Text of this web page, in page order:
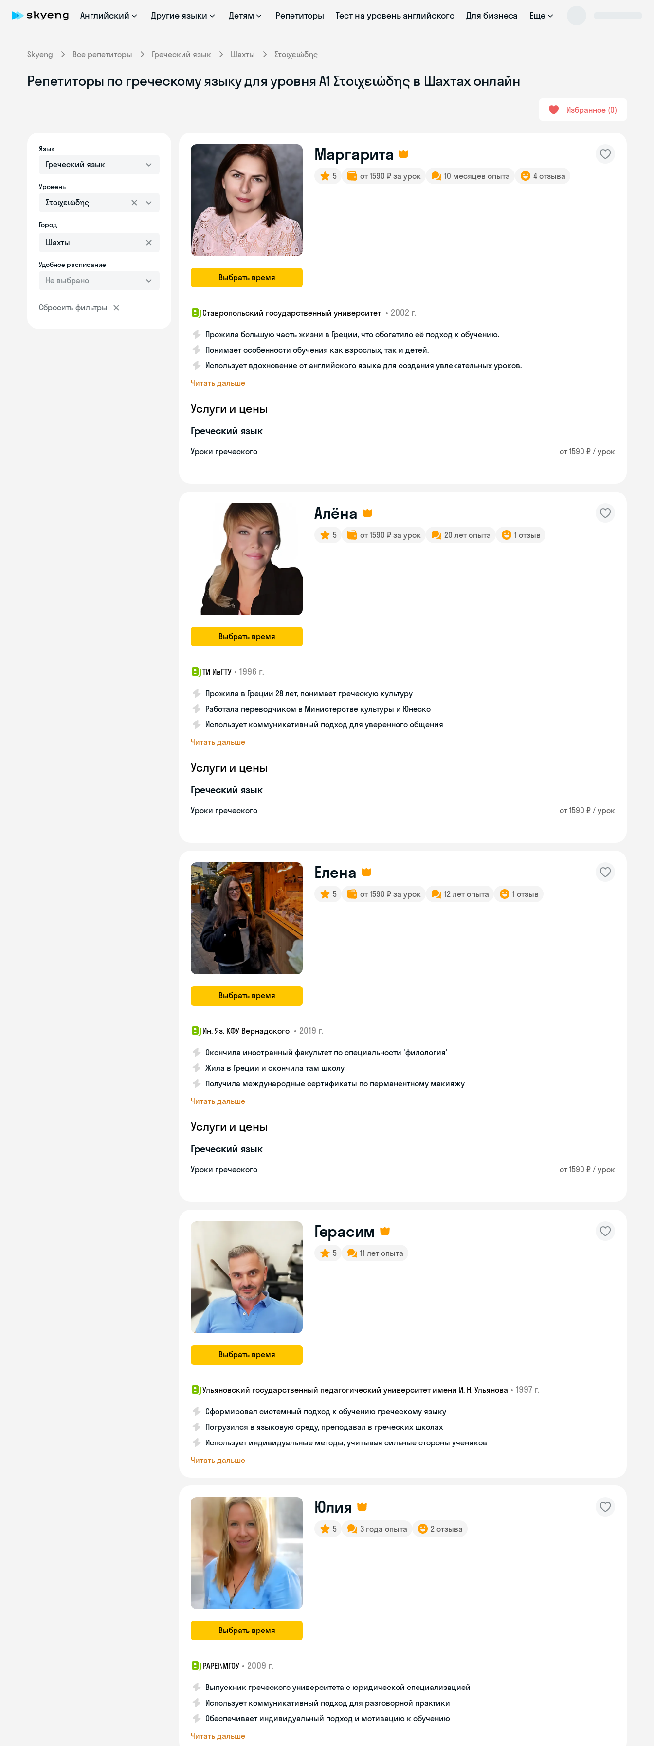
Английский Другие языки Детям Репетиторы Тест на уровень английского Для бизнеса Еще
Skyeng Все репетиторы Греческий язык Шахты Στοιχειώδης
Репетиторы по греческому языку для уровня Α1 Στοιχειώδης в Шахтах онлайн
Избранное 0
Язык
Греческий язык
Уровень
Στοιχειώδης
Город
Удобное расписание
Не выбрано
Сбросить фильтры
Выбрать время
Маргарита
5 от 1590 ₽ за урок 10 месяцев опыта 4 отзыва
Ставропольский государственный университет • 2002 г.
Прожила большую часть жизни в Греции, что обогатило её подход к обучению.
Понимает особенности обучения как взрослых, так и детей.
Использует вдохновение от английского языка для создания увлекательных уроков.
Читать дальше
Услуги и цены
Греческий язык
Уроки греческого от 1590 ₽ / урок
Выбрать время
Алёна
5 от 1590 ₽ за урок 20 лет опыта 1 отзыв
ТИ ИвГТУ • 1996 г.
Прожила в Греции 28 лет, понимает греческую культуру
Работала переводчиком в Министерстве культуры и Юнеско
Использует коммуникативный подход для уверенного общения
Читать дальше
Услуги и цены
Греческий язык
Уроки греческого от 1590 ₽ / урок
Выбрать время
Елена
5 от 1590 ₽ за урок 12 лет опыта 1 отзыв
Ин. Яз. КФУ Вернадского • 2019 г.
Окончила иностранный факультет по специальности 'филология'
Жила в Греции и окончила там школу
Получила международные сертификаты по перманентному макияжу
Читать дальше
Услуги и цены
Греческий язык
Уроки греческого от 1590 ₽ / урок
Выбрать время
Герасим
5 11 лет опыта
Ульяновский государственный педагогический университет имени И. Н. Ульянова • 1997 г.
Сформировал системный подход к обучению греческому языку
Погрузился в языковую среду, преподавал в греческих школах
Использует индивидуальные методы, учитывая сильные стороны учеников
Читать дальше
Выбрать время
Юлия
5 3 года опыта 2 отзыва
PAPEI\MГОУ • 2009 г.
Выпускник греческого университета с юридической специализацией
Использует коммуникативный подход для разговорной практики
Обеспечивает индивидуальный подход и мотивацию к обучению
Читать дальше